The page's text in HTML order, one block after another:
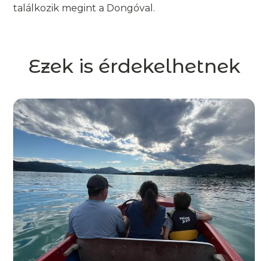
találkozik megint a Dongóval.
Ezek is érdekelhetnek